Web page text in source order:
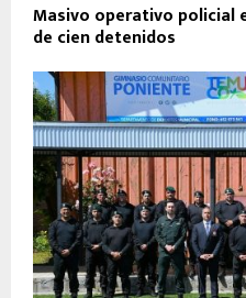
Masivo operativo policial
de cien detenidos